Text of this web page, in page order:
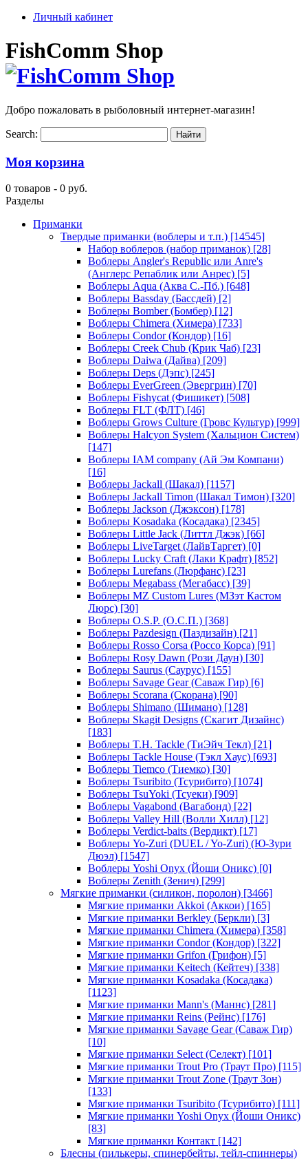
Личный кабинет
FishComm Shop
Добро пожаловать в рыболовный интернет-магазин!
Search:
Моя корзина
0 товаров - 0 руб.
Разделы
Приманки
Твердые приманки (воблеры и т.п.) [14545]
Набор воблеров (набор приманок) [28]
Воблеры Angler's Republic или Anre's
(Англерс Репаблик или Анрес) [5]
Воблеры Aqua (Аква С.-Пб.) [648]
Воблеры Bassday (Бассдей) [2]
Воблеры Bomber (Бомбер) [12]
Воблеры Chimera (Химера) [733]
Воблеры Condor (Кондор) [16]
Воблеры Creek Chub (Крик Чаб) [23]
Воблеры Daiwa (Дайва) [209]
Воблеры Deps (Дэпс) [245]
Воблеры EverGreen (Эвергрин) [70]
Воблеры Fishycat (Фишикет) [508]
Воблеры FLT (ФЛТ) [46]
Воблеры Grows Culture (Гровс Культур) [999]
Воблеры Halcyon System (Хальцион Систем)
[147]
Воблеры IAM company (Ай Эм Компани)
[16]
Воблеры Jackall (Шакал) [1157]
Воблеры Jackall Timon (Шакал Тимон) [320]
Воблеры Jackson (Джэксон) [178]
Воблеры Kosadaka (Косадака) [2345]
Воблеры Little Jack (Литтл Джэк) [66]
Воблеры LiveTarget (ЛайвТаргет) [0]
Воблеры Lucky Craft (Лаки Крафт) [852]
Воблеры Lurefans (Люрфанс) [23]
Воблеры Megabass (Мегабасс) [39]
Воблеры MZ Custom Lures (МЗэт Кастом
Люрс) [30]
Воблеры O.S.P. (О.С.П.) [368]
Воблеры Pazdesign (Паздизайн) [21]
Воблеры Rosso Corsa (Россо Корса) [91]
Воблеры Rosy Dawn (Рози Даун) [30]
Воблеры Saurus (Саурус) [155]
Воблеры Savage Gear (Саваж Гир) [6]
Воблеры Scorana (Скорана) [90]
Воблеры Shimano (Шимано) [128]
Воблеры Skagit Designs (Скагит Дизайнс)
[183]
Воблеры T.H. Tackle (ТиЭйч Текл) [21]
Воблеры Tackle House (Тэкл Хаус) [693]
Воблеры Tiemco (Тиемко) [30]
Воблеры Tsuribito (Тсурибито) [1074]
Воблеры TsuYoki (Тсуеки) [909]
Воблеры Vagabond (Вагабонд) [22]
Воблеры Valley Hill (Волли Хилл) [12]
Воблеры Verdict-baits (Вердикт) [17]
Воблеры Yo-Zuri (DUEL / Yo-Zuri) (Ю-Зури
Дюэл) [1547]
Воблеры Yoshi Onyx (Йоши Оникс) [0]
Воблеры Zenith (Зенич) [299]
Мягкие приманки (силикон, поролон) [3466]
Мягкие приманки Akkoi (Аккои) [165]
Мягкие приманки Berkley (Беркли) [3]
Мягкие приманки Chimera (Химера) [358]
Мягкие приманки Condor (Кондор) [322]
Мягкие приманки Grifon (Грифон) [5]
Мягкие приманки Keitech (Кейтеч) [338]
Мягкие приманки Kosadaka (Косадака)
[1123]
Мягкие приманки Mann's (Маннс) [281]
Мягкие приманки Reins (Рейнс) [176]
Мягкие приманки Savage Gear (Саваж Гир)
[10]
Мягкие приманки Select (Селект) [101]
Мягкие приманки Trout Pro (Траут Про) [115]
Мягкие приманки Trout Zone (Траут Зон)
[133]
Мягкие приманки Tsuribito (Тсурибито) [111]
Мягкие приманки Yoshi Onyx (Йоши Оникс)
[83]
Мягкие приманки Контакт [142]
Блесны (пилькеры, спинербейты, тейл-спиннеры)